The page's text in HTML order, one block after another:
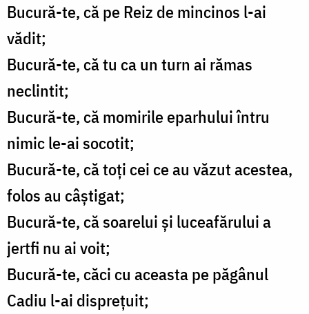
Bucură-te, că pe Reiz de mincinos l-ai
vădit;
Bucură-te, că tu ca un turn ai rămas
neclintit;
Bucură-te, că momirile eparhului întru
nimic le-ai socotit;
Bucură-te, că toţi cei ce au văzut acestea,
folos au câştigat;
Bucură-te, că soarelui şi luceafărului a
jertfi nu ai voit;
Bucură-te, căci cu aceasta pe păgânul
Cadiu l-ai dispreţuit;